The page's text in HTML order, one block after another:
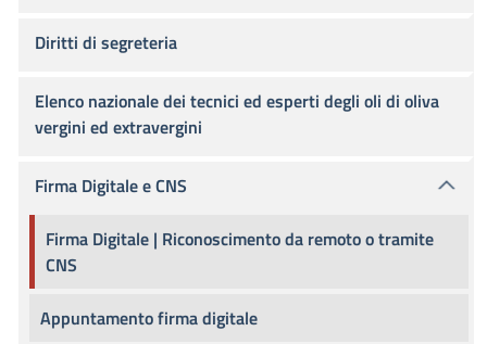
Diritti di segreteria
Elenco nazionale dei tecnici ed esperti degli oli di oliva
vergini ed extravergini
Firma Digitale e CNS
Firma Digitale | Riconoscimento da remoto o tramite
CNS
Appuntamento firma digitale